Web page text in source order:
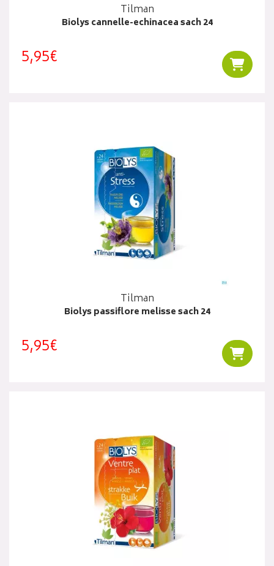
Tilman
Biolys cannelle-echinacea sach 24
5,95€
Tilman
Biolys passiflore melisse sach 24
5,95€